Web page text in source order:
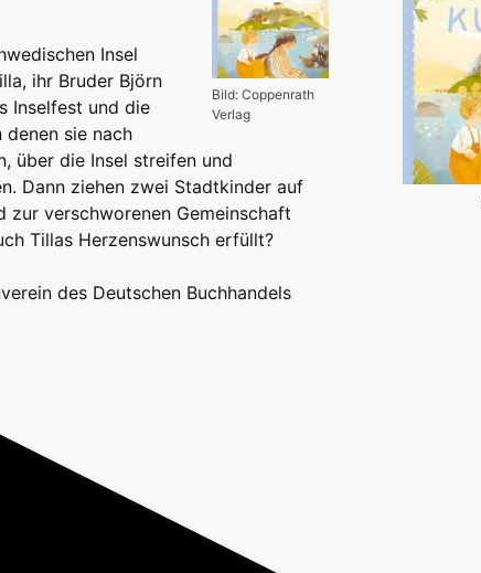
Bild: Coppenrath
Verlag
Insel
ihr Bruder Björn
Inselfest und die
denen sie nach
über die Insel streifen und
Dann ziehen zwei Stadtkinder auf
zur verschworenen Gemeinschaft
Tillas Herzenswunsch erfüllt?
des Deutschen Buchhandels